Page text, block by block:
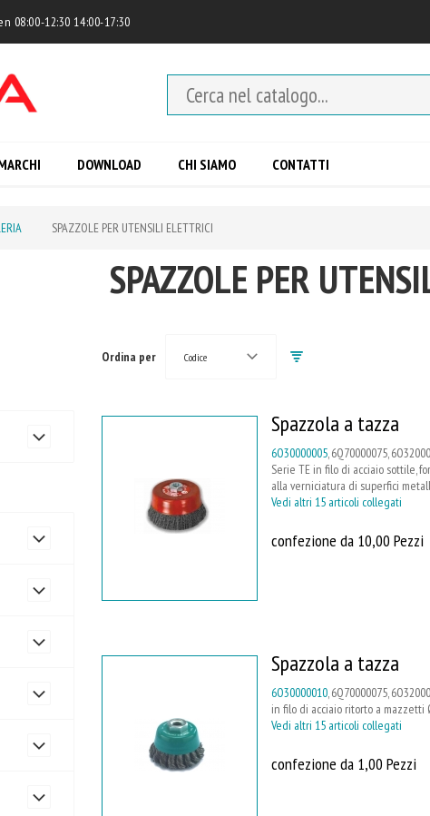
08:00-12:30 14:00-17:30
DOWNLOAD CHI SIAMO CONTATTI
SPAZZOLE PER UTENSILI ELETTRICI
SPAZZOLE PER
Ordina per Codice
Spazzola a tazza
6O30000005, 6Q70000075,
Serie TE in filo di acciaio sottile,
alla verniciatura di superfici
Vedi altri 15 articoli collegati
confezione da 10,00 Pezzi
Spazzola a tazza
6O30000010, 6Q70000075,
in filo di acciaio ritorto a mazzetti
Vedi altri 15 articoli collegati
confezione da 1,00 Pezzi